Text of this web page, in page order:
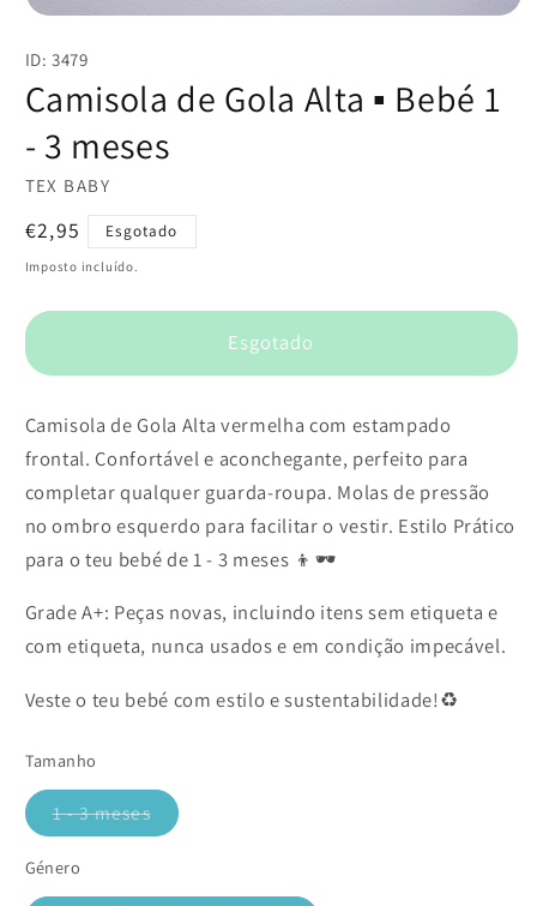
multimédia
em
modal
ID: 3479
Camisola de Gola Alta ▪️ Bebé 1
- 3 meses
TEX BABY
Preço
normal
€2,95 Esgotado
Imposto incluído.
Esgotado
Camisola de Gola Alta vermelha com estampado
frontal. Confortável e aconchegante, perfeito para
completar qualquer guarda-roupa. Molas de pressão
no ombro esquerdo para facilitar o vestir. Estilo Prático
para o teu bebé de 1 - 3 meses 👦🕶️
Grade A+: Peças novas, incluindo itens sem etiqueta e
com etiqueta, nunca usados e em condição impecável.
Veste o teu bebé com estilo e sustentabilidade!♻️
Tamanho
1 - 3 meses
Variante
Género